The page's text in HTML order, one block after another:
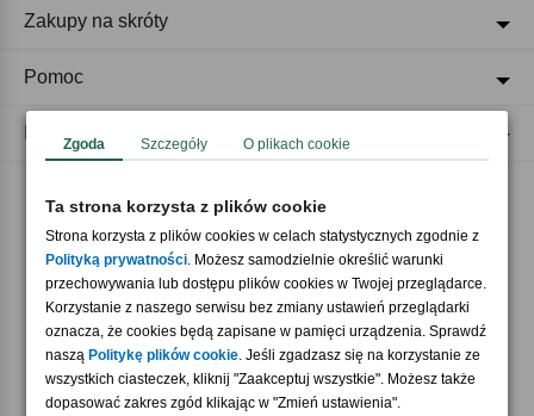
Akceptujemy płatności
Nasi partnerzy
Zakupy na skróty
Pomoc
Zgoda Szczegóły O plikach cookie
Ta strona korzysta z plików cookie
Strona korzysta z plików cookies w celach statystycznych zgodnie z
Polityką prywatności. Możesz samodzielnie określić warunki
przechowywania lub dostępu plików cookies w Twojej przeglądarce.
Korzystanie z naszego serwisu bez zmiany ustawień przeglądarki
oznacza, że cookies będą zapisane w pamięci urządzenia. Sprawdź
naszą Politykę plików cookie. Jeśli zgadzasz się na korzystanie ze
wszystkich ciasteczek, kliknij "Zaakceptuj wszystkie". Możesz także
dopasować zakres zgód klikając w "Zmień ustawienia".